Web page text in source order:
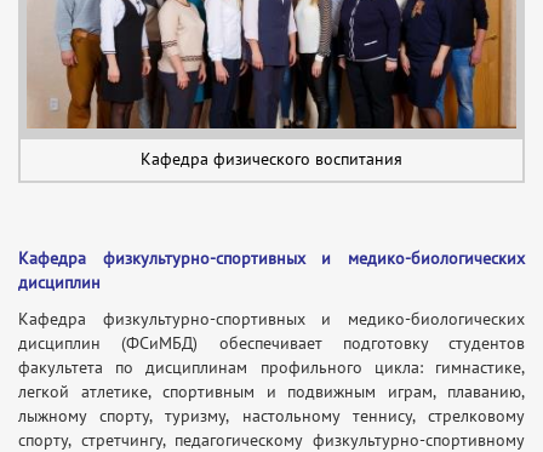
Кафедра физического воспитания
Кафедра физкультурно-спортивных и медико-биологических
дисциплин
Кафедра физкультурно-спортивных и медико-биологических
дисциплин (ФСиМБД) обеспечивает подготовку студентов
факультета по дисциплинам профильного цикла: гимнастике,
легкой атлетике, спортивным и подвижным играм, плаванию,
лыжному спорту, туризму, настольному теннису, стрелковому
спорту, стретчингу, педагогическому физкультурно-спортивному